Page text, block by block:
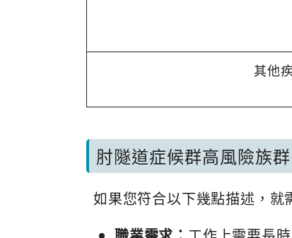
其他
肘隧道症候群高風險族群
如果您符合以下幾點描述，就